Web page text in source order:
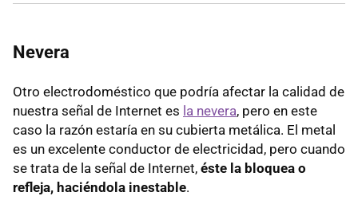
Nevera
Otro electrodoméstico que podría afectar la calidad de
nuestra señal de Internet es la nevera, pero en este
caso la razón estaría en su cubierta metálica. El metal
es un excelente conductor de electricidad, pero cuando
se trata de la señal de Internet, éste la bloquea o
refleja, haciéndola inestable.